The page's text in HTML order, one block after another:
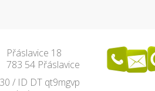
Přáslavice 18
783 54 Přáslavice
/ ID DT qt9mgvp